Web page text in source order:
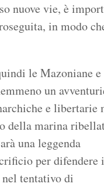
nuove vie, è
in modo
le Mazoniane
un
e libertarie
della marina
una leggenda
per difendere
tentativo di